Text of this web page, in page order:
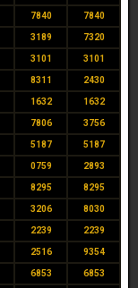
7840 7840
3189 7320
3101 3101
8311 2430
1632 1632
7806 3756
5187 5187
0759 2893
8295 8295
3206 8030
2239 2239
2516 9354
6853 6853